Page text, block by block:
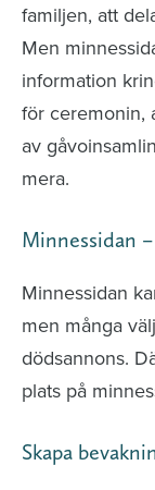
familjen, att
Men
information
för ceremonin,
av
mera.
Minnessidan
Minnessidan
men många
dödsannons.
plats på
Skapa